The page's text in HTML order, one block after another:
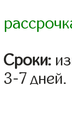
Сроки:
3-7 дней.